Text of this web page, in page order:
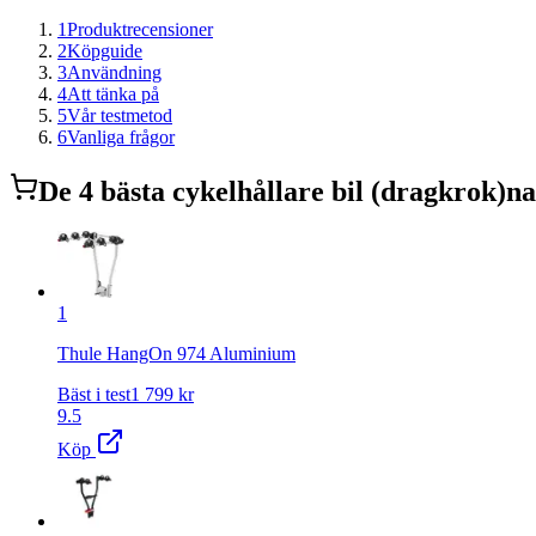
1Produktrecensioner
2Köpguide
3Användning
4Att tänka på
5Vår testmetod
6Vanliga frågor
De 4 bästa cykelhållare bil (dragkrok)
1
Thule HangOn 974 Aluminium
Bäst i test1 799 kr
9.5
Köp